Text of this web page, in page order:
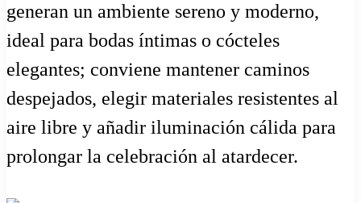
generan un ambiente sereno y moderno,
ideal para bodas íntimas o cócteles
elegantes; conviene mantener caminos
despejados, elegir materiales resistentes al
aire libre y añadir iluminación cálida para
prolongar la celebración al atardecer.